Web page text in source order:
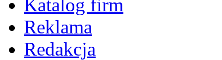
Katalog firm
Reklama
Redakcja